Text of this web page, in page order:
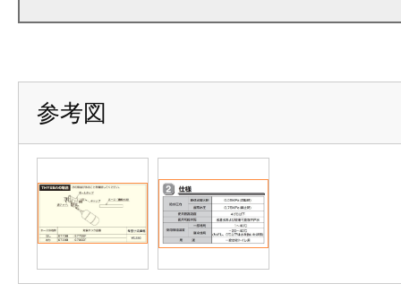
参考図